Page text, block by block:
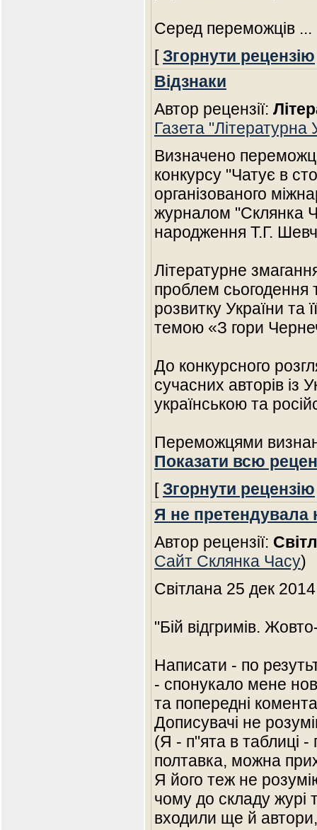
Серед переможців
[Згорнути рецензію
Відзнаки
Автор рецензії:
Газета "Літературна
Визначено
конкурсу "Чатує в
організованого
журналом "Склянка
народження Т.Г.
Літературне
проблем сьогодення
розвитку України та
темою «З гори
До конкурсного
сучасних авторів із
українською та
Переможцями
Показати всю
[Згорнути рецензію
Я не претендувала
Автор рецензії:
Сайт Склянка Часу)
Світлана 25 дек
"Бій відгримів.
Написати - по
- спонукало мене
та попередні
Дописувачі не
(Я - п"ята в таблиці -
полтавка, можна
Я його теж не
чому до складу журі
входили ще й